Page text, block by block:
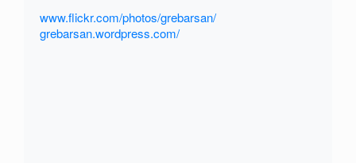
www.flickr.com/photos/grebarsan/
grebarsan.wordpress.com/